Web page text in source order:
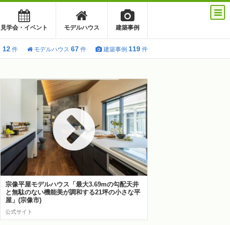
見学会・イベント モデルハウス 建築事例
12 件 モデルハウス 67 件 建築事例 119 件
宗像平屋モデルハウス「最大3.69mの勾配天井
と無駄のない機能美が調和する21坪の小さな平
屋」(宗像市)
公式サイト